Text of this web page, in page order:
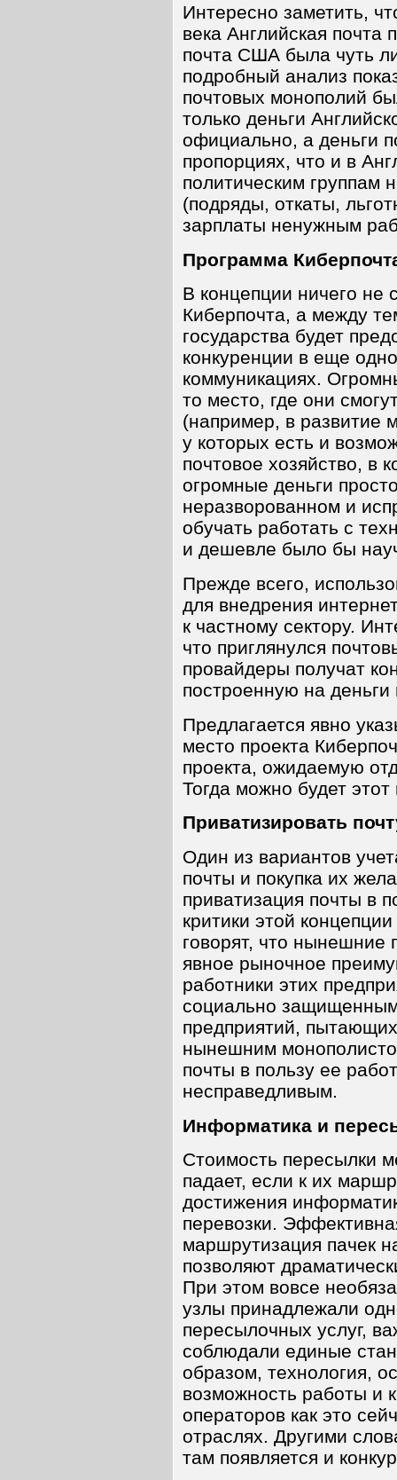
Интересно заметить,
века Английская
почта США была чуть
подробный анализ
почтовых монополий
только деньги
официально, а деньги
пропорциях, что и в
политическим
(подряды, откаты,
зарплаты ненужным
Программа
В концепции ничего не
Киберпочта, а между
государства будет
конкуренции в еще
коммуникациях.
то место, где они
(например, в развитие
у которых есть и
почтовое хозяйство, в
огромные деньги
неразворованном и
обучать работать с
и дешевле было бы
Прежде всего,
для внедрения
к частному сектору.
что приглянулся
провайдеры получат
построенную на
Предлагается явно
место проекта
проекта, ожидаемую
Тогда можно будет
Приватизировать
Один из вариантов
почты и покупка их
приватизация почты в
критики этой
говорят, что нынешние
явное рыночное
работники этих
социально
предприятий,
нынешним
почты в пользу ее
несправедливым.
Информатика и
Стоимость пересылки
падает, если к их
достижения
перевозки.
маршрутизация пачек
позволяют
При этом вовсе
узлы принадлежали
пересылочных услуг,
соблюдали единые
образом, технология,
возможность работы и
операторов как это
отраслях. Другими
там появляется и